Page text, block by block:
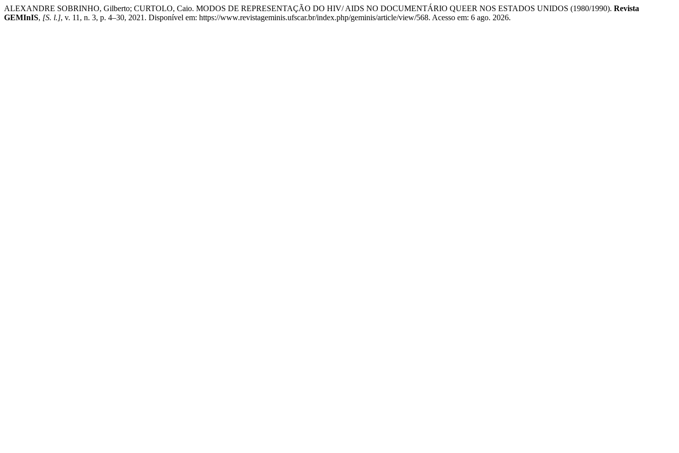
ALEXANDRE SOBRINHO, Gilberto; CURTOLO, Caio. MODOS DE REPRESENTAÇÃO DO HIV/ AIDS NO DOCUMENTÁRIO QUEER NOS ESTADOS UNIDOS (1980/1990). Revista
GEMInIS, [S. l.], v. 11, n. 3, p. 4–30, 2021. Disponível em: https://www.revistageminis.ufscar.br/index.php/geminis/article/view/568. Acesso em: 6 ago. 2026.